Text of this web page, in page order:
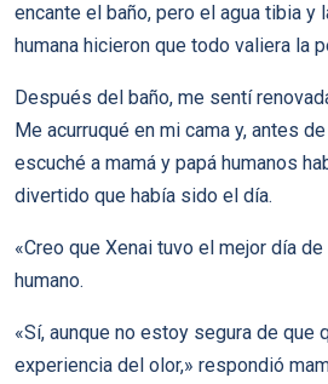
encante el baño, pero el agua tibia y
humana hicieron que todo valiera la
Después del baño, me sentí
Me acurruqué en mi cama y, antes
escuché a mamá y papá humanos
divertido que había sido el día.
«Creo que Xenai tuvo el mejor día
humano.
«Sí, aunque no estoy segura de que
experiencia del olor,» respondió